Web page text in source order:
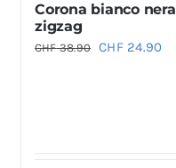
Corona bianco nera
zigzag
CHF38.90 Il
CHF24.90